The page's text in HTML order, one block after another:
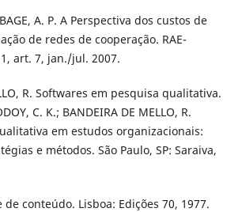
A. P. A Perspectiva dos custos de
de redes de cooperação. RAE-
art. 7, jan./jul. 2007.
R. Softwares em pesquisa qualitativa.
C. K.; BANDEIRA DE MELLO, R.
em estudos organizacionais:
e métodos. São Paulo, SP: Saraiva,
de conteúdo. Lisboa: Edições 70, 1977.